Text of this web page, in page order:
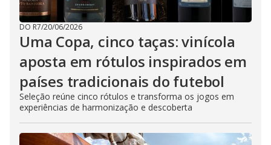
DO R7/20/06/2026
Uma Copa, cinco taças: vinícola
aposta em rótulos inspirados em
países tradicionais do futebol
Seleção reúne cinco rótulos e transforma os jogos em
experiências de harmonização e descoberta